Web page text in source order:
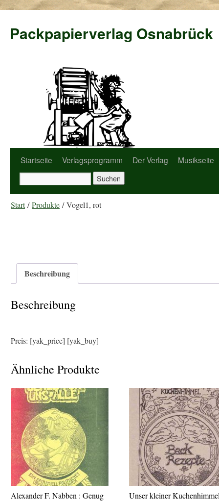
Packpapierverlag Osnabrück
Startseite Verlagsprogramm Der Verlag Musikseite
Start/Produkte / Vogel1, rot
Beschreibung
Beschreibung
Preis: [yak_price] [yak_buy]
Ähnliche Produkte
Alexander F. Nabben : Genug
Unser kleiner